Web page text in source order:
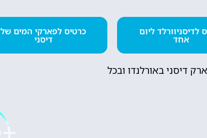
טיסה
זולה?
לדיסניוורלד ליום
אחד
כרטיס לפארקי המים של
דיסני
דיסני באורלנדו ובכל